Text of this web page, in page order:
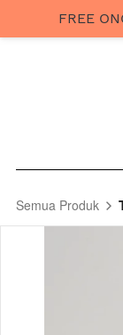
Semua Produk
FREE